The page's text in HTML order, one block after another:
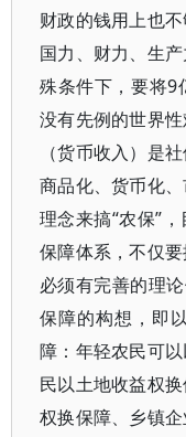
财政的钱用上也
国力、财力、生
殊条件下，要将9
没有先例的世界
（货币收入）是
商品化、货币化
理念来搞“农保”
保障体系，不仅
必须有完善的理
保障的构想，即
障：年轻农民可
民以土地收益权
权换保障、乡镇